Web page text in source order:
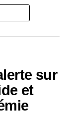
témoignent
face à
sur
et